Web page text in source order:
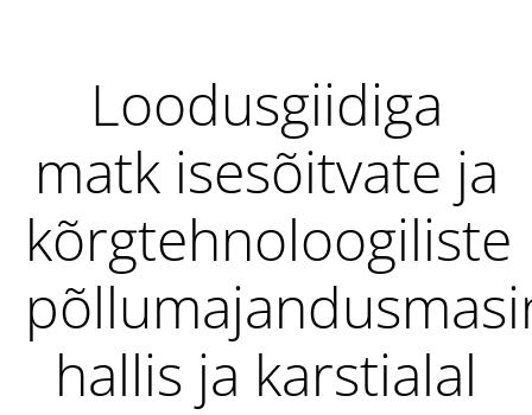
Loodusgiidiga
matk isesõitvate ja
kõrgtehnoloogiliste
hallis ja karstialal